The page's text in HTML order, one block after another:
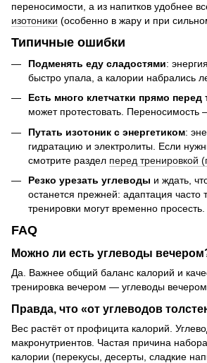
переносимости, а из напитков удобнее
изотоники (особенно в жару и при
Типичные ошибки
Подменять еду сладостями:
быстро упала, а калории набрались
Есть много клетчатки прямо перед
может протестовать. Переносимость
Путать изотоник с энергетиком:
гидратацию и электролиты. Если
смотрите раздел перед тренировкой
Резко урезать углеводы и ждать,
останется прежней: адаптация часто
тренировки могут временно просесть.
FAQ
Можно ли есть углеводы
Да. Важнее общий баланс калорий и
тренировка вечером — углеводы вечером
Правда, что «от углеводов
Вес растёт от профицита калорий.
макронутриентов. Частая причина
калории (перекусы, десерты, сладкие